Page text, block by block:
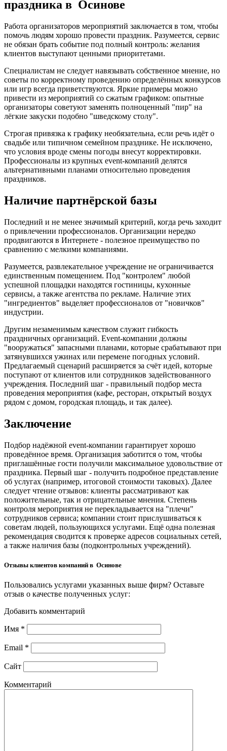
праздника в Осинове
Работа организаторов мероприятий заключается в том, чтобы
помочь людям хорошо провести праздник. Разумеется, сервис
не обязан брать событие под полный контроль: желания
клиентов выступают ценными приоритетами.
Специалистам не следует навязывать собственное мнение, но
советы по корректному проведению определённых конкурсов
или игр всегда приветствуются. Яркие примеры можно
привести из мероприятий со сжатым графиком: опытные
организаторы советуют заменять полноценный "пир" на
лёгкие закуски подобно "шведскому столу".
Строгая привязка к графику необязательна, если речь идёт о
свадьбе или типичном семейном празднике. Не исключено,
что условия вроде смены погоды внесут корректировки.
Профессионалы из крупных event-компаний делятся
альтернативными планами относительно проведения
праздников.
Наличие партнёрской базы
Последний и не менее значимый критерий, когда речь заходит
о привлечении профессионалов. Организации нередко
продвигаются в Интернете - полезное преимущество по
сравнению с мелкими компаниями.
Разумеется, развлекательное учреждение не ограничивается
единственным помещением. Под "контролем" любой
успешной площадки находятся гостиницы, кухонные
сервисы, а также агентства по рекламе. Наличие этих
"ингредиентов" выделяет профессионалов от "новичков"
индустрии.
Другим незаменимым качеством служит гибкость
праздничных организаций. Event-компании должны
"вооружаться" запасными планами, которые срабатывают при
затянувшихся ужинах или перемене погодных условий.
Предлагаемый сценарий расширяется за счёт идей, которые
поступают от клиентов или сотрудников задействованного
учреждения. Последний шаг - правильный подбор места
проведения мероприятия (кафе, ресторан, открытый воздух
рядом с домом, городская площадь, и так далее).
Заключение
Подбор надёжной event-компании гарантирует хорошо
проведённое время. Организация заботится о том, чтобы
приглашённые гости получили максимальное удовольствие от
праздника. Первый шаг - получить подробное представление
об услугах (например, итоговой стоимости таковых). Далее
следует чтение отзывов: клиенты рассматривают как
положительные, так и отрицательные мнения. Степень
контроля мероприятия не перекладывается на "плечи"
сотрудников сервиса; компании стоит прислушиваться к
советам людей, пользующихся услугами. Ещё одна полезная
рекомендация сводится к проверке адресов социальных сетей,
а также наличия базы (подконтрольных учреждений).
Отзывы клиентов компаний в Осинове
Пользовались услугами указанных выше фирм? Оставьте
отзыв о качестве полученных услуг:
Добавить комментарий
Имя *
Email *
Сайт
Комментарий